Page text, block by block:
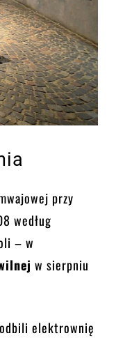
przy
według
– w
w sierpniu
elektrownię